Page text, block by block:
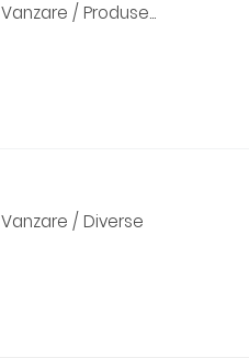
Vanzare / Produse...
Vanzare / Diverse